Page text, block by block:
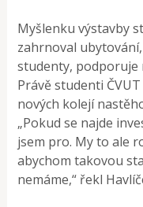
Myšlenku výstavby
zahrnoval
studenty, podporuje
Právě studenti
nových kolejí
„Pokud se najde
jsem pro. My to ale
abychom takovou
nemáme,“ řekl